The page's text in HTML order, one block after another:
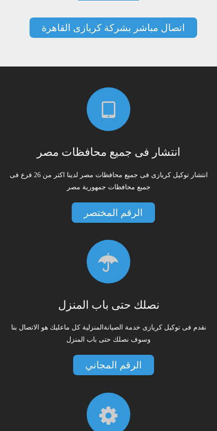
اتصال مباشر بشركة كريازى القاهرة
انتشار فى جميع محافظات مصر
انتشار توكيل كريازى فى جميع محافظات مصر لدينا اكتر من 26 فرع فى
جميع محافظات جمهورية مصر
الرقم المختصر
نصلك حتى باب المنزل
نقدم فى توكيل كريازى خدمة الصيانةالمنزلية كل ماعليك هو الاتصال بنا
وسوف نصلك حتى باب المنزل
الرقم المجاني